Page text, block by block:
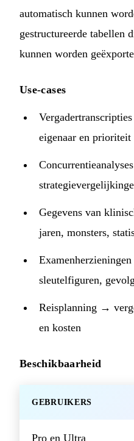
automatisch kunnen
gestructureerde tabellen
kunnen worden
Use-cases
eigenaar en prioriteit
Gegevens van
jaren, monsters,
sleutelfiguren,
Reisplanning →
en kosten
Beschikbaarheid
GEBRUIKERS
Pro en Ultra